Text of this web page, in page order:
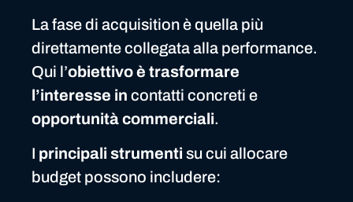
La fase di acquisition è quella più
direttamente collegata alla performance.
Qui l’obiettivo è trasformare
l’interesse in contatti concreti e
opportunità commerciali.
I principali strumenti su cui allocare
budget possono includere: